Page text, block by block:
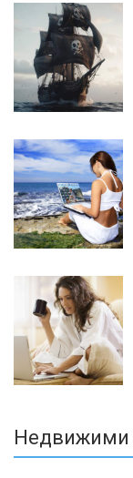
Недвижими